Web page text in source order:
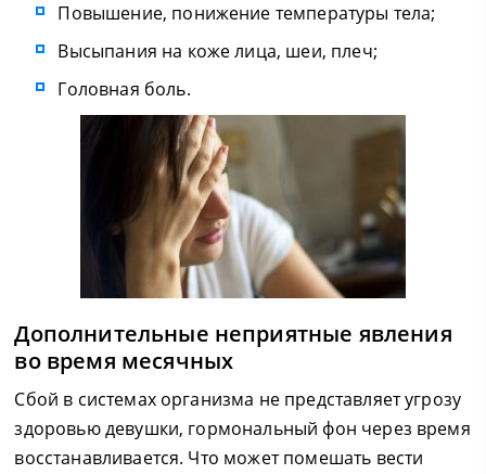
Повышение, понижение температуры тела;
Высыпания на коже лица, шеи, плеч;
Головная боль.
Дополнительные неприятные явления
во время месячных
Сбой в системах организма не представляет угрозу
здоровью девушки, гормональный фон через время
восстанавливается. Что может помешать вести